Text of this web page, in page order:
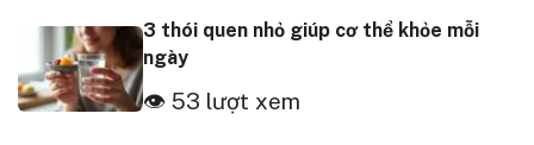
3 thói quen nhỏ giúp cơ thể khỏe mỗi
ngày
👁 53 lượt xem